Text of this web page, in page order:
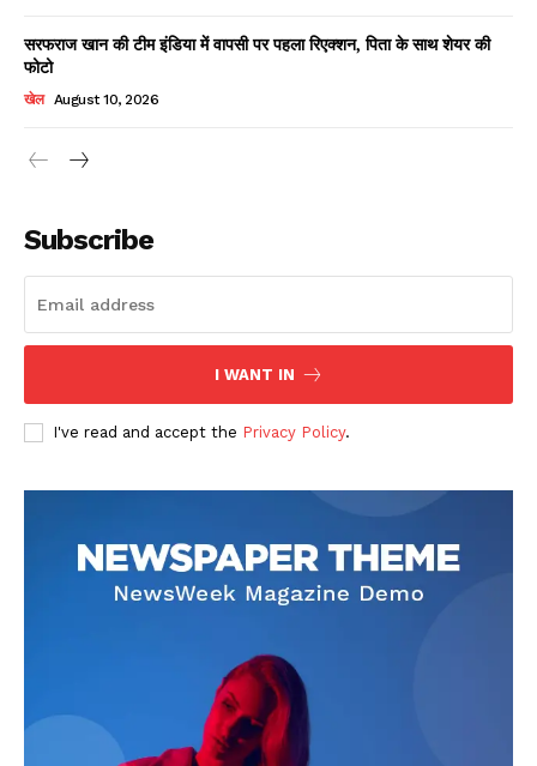
Contact us
Subscription Plans
सरफराज खान की टीम इंडिया में वापसी पर पहला रिएक्शन, पिता के साथ शेयर की
फोटो
खेल August 10, 2026
Subscribe
I WANT IN
I've read and accept the Privacy Policy.